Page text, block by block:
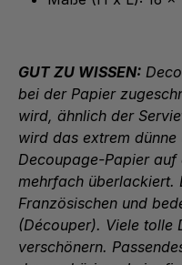
GUT ZU WISSEN:
bei der Papier
wird, ähnlich der
wird das extrem
Decoupage-Papier auf
mehrfach überlackiert.
Französischen und
(Découper). Viele tolle
verschönern.